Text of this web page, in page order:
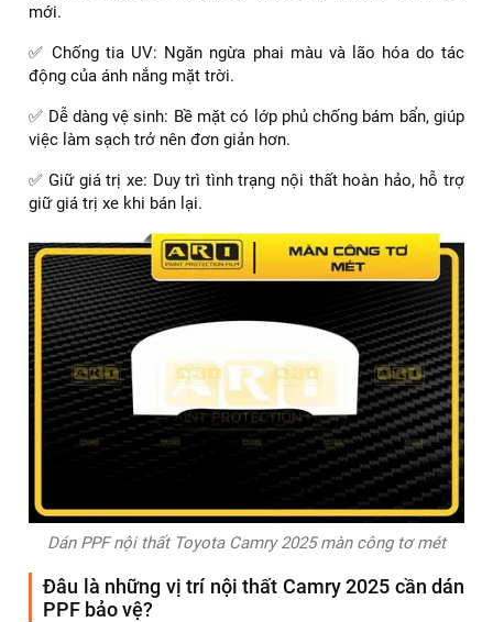
mới.
✅ Chống tia UV: Ngăn ngừa phai màu và lão hóa do tác
động của ánh nắng mặt trời.
✅ Dễ dàng vệ sinh: Bề mặt có lớp phủ chống bám bẩn, giúp
việc làm sạch trở nên đơn giản hơn.
✅ Giữ giá trị xe: Duy trì tình trạng nội thất hoàn hảo, hỗ trợ
giữ giá trị xe khi bán lại.
Dán PPF nội thất Toyota Camry 2025 màn công tơ mét
Đâu là những vị trí nội thất Camry 2025 cần dán
PPF bảo vệ?